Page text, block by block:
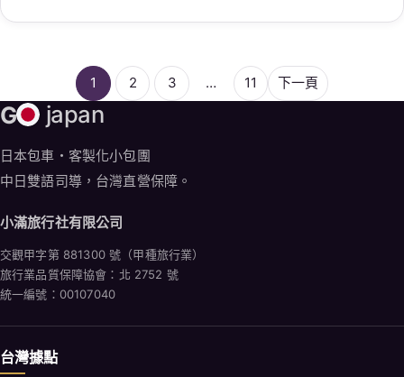
1 2 3 … 11 下一頁
G japan
日本包車・客製化小包團
中日雙語司導，台灣直營保障。
小滿旅行社有限公司
交觀甲字第 881300 號（甲種旅行業）
旅行業品質保障協會：北 2752 號
統一編號：00107040
台灣據點